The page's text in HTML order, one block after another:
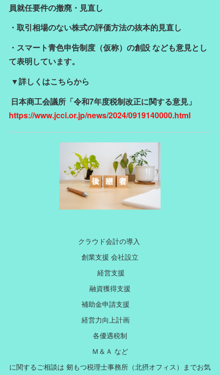
員就任要件の撤廃・見直し
・取引相場のない株式の評価方法の抜本的見直し
・スマート青色申告制度（仮称）の創設 なども意見とし
て表明しています。
▼詳しくはこちらから
日本商工会議所「令和7年度税制改正に関する意見」
https://www.jcci.or.jp/news/2024/0919140000.html
クラウド会計の導入
創業支援 会社設立
経営支援
融資獲得支援
補助金申請支援
経営力向上計画
各優遇税制
Ｍ＆Ａ など
に関するご相談は 剱もつ税理士事務所（北摂オフィス）までお気